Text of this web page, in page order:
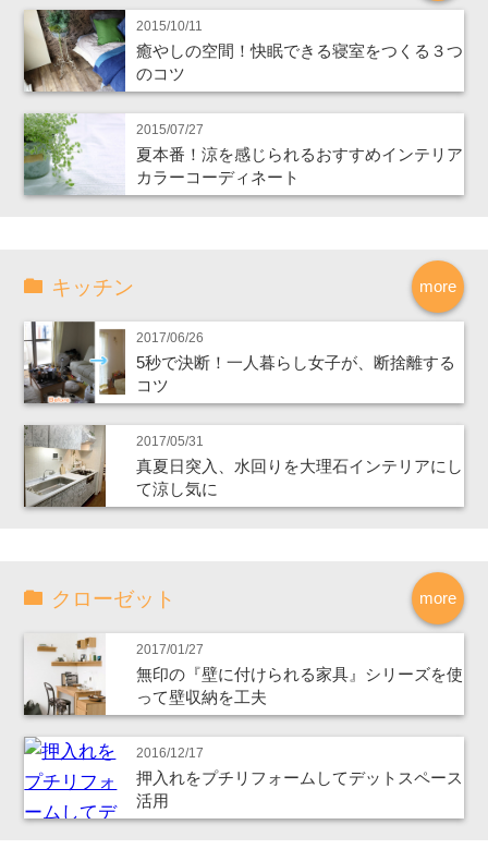
2015/10/11
癒やしの空間！快眠できる寝室をつくる３つ
のコツ
2015/07/27
夏本番！涼を感じられるおすすめインテリア
カラーコーディネート
more
キッチン
2017/06/26
5秒で決断！一人暮らし女子が、断捨離する
コツ
2017/05/31
真夏日突入、水回りを大理石インテリアにし
て涼し気に
more
クローゼット
2017/01/27
無印の『壁に付けられる家具』シリーズを使
って壁収納を工夫
2016/12/17
押入れをプチリフォームしてデットスペース
活用